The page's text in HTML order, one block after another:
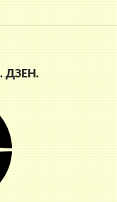
ДЗЕН.